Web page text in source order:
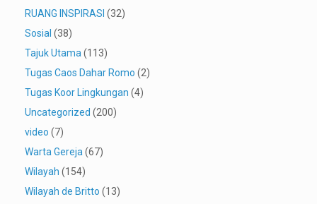
RUANG INSPIRASI (32)
Sosial (38)
Tajuk Utama (113)
Tugas Caos Dahar Romo (2)
Tugas Koor Lingkungan (4)
Uncategorized (200)
video (7)
Warta Gereja (67)
Wilayah (154)
Wilayah de Britto (13)